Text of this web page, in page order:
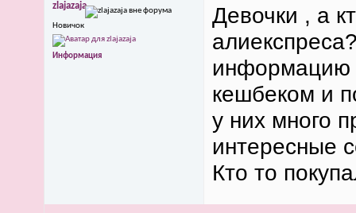
zlajazaja
Новичок
Информация
Девочки , а
информацию
кешбеком и
у них много
интересные
Кто то